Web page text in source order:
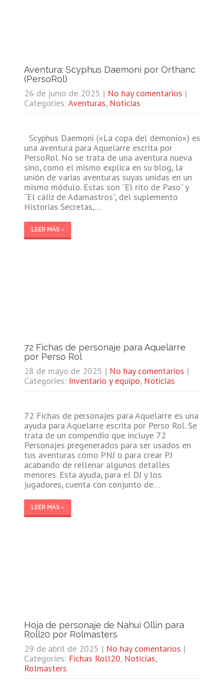
Aventura: Scyphus Daemoni por Orthanc
(PersoRol)
26 de junio de 2025 | No hay comentarios |
Categories:Aventuras, Noticias
Scyphus Daemoni («La copa del demonio») es
una aventura para Aquelarre escrita por
PersoRol. No se trata de una aventura nueva
sino, como el mismo explica en su blog, la
unión de varias aventuras suyas unidas en un
mismo módulo. Estas son “El rito de Paso” y
“El cáliz de Adamastros”, del suplemento
Historias Secretas,…
LEER MÁS ›
72 Fichas de personaje para Aquelarre
por Perso Rol
28 de mayo de 2025 | No hay comentarios |
Categories: Inventario y equipo, Noticias
72 Fichas de personajes para Aquelarre es una
ayuda para Aquelarre escrita por Perso Rol. Se
trata de un compendio que incluye 72
Personajes pregenerados para ser usados en
tus aventuras como PNJ o para crear PJ
acabando de rellenar algunos detalles
menores. Esta ayuda, para el DJ y los
jugadores, cuenta con conjunto de…
LEER MÁS ›
Hoja de personaje de Nahui Ollin para
Roll20 por Rolmasters
29 de abril de 2025 | No hay comentarios |
Categories: Fichas Roll20, Noticias,
Rolmasters